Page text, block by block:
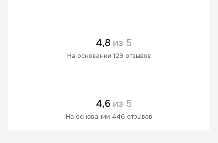
4,8 из 5
На основании 129 отзывов
4,6 из 5
На основании 446 отзывов